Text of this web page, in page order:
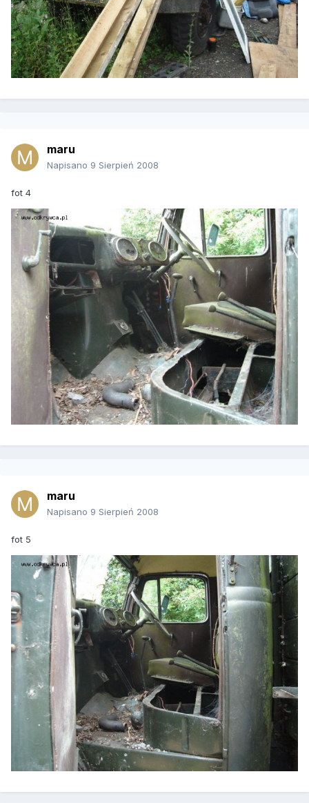
maru
Napisano 9 Sierpień 2008
fot 4
maru
Napisano 9 Sierpień 2008
fot 5